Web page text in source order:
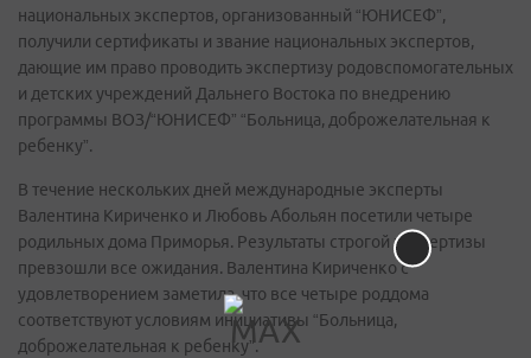
национальных экспертов, организованный “ЮНИСЕФ”,
получили сертификаты и звание национальных экспертов,
дающие им право проводить экспертизу родовспомогательных
и детских учреждений Дальнего Востока по внедрению
программы ВОЗ/“ЮНИСЕФ” “Больница, доброжелательная к
ребенку”.
В течение нескольких дней международные эксперты
Валентина Кириченко и Любовь Абольян посетили четыре
родильных дома Приморья. Результаты строгой экспертизы
превзошли все ожидания. Валентина Кириченко с
удовлетворением заметила, что все четыре роддома
соответствуют условиям инициативы “Больница,
доброжелательная к ребенку”.